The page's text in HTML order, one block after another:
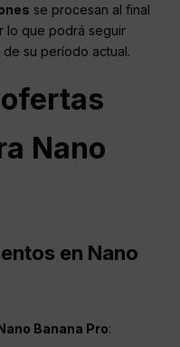
se procesan al final
lo que podrá seguir
su período actual.
Nano
en Nano
Banana Pro: